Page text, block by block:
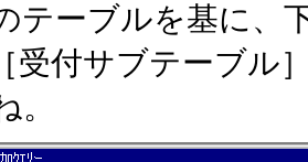
テーブルを基に、
受付サブテーブル
。